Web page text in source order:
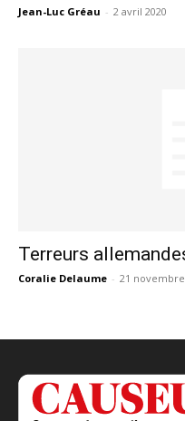
Jean-Luc Gréau - 2 avril 2020
Terreurs
Coralie Delaume - 21 novembre